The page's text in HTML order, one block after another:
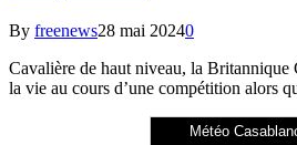
By freenews28 mai 20240
Cavalière de haut niveau, la Britannique
la vie au cours d’une compétition alors